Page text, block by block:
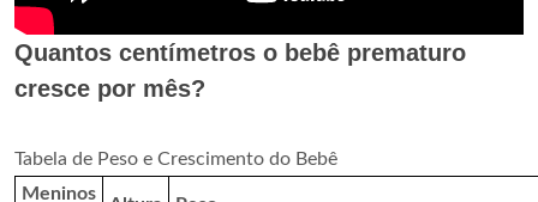
Quantos centímetros o bebê prematuro
cresce por mês?
Tabela de Peso e Crescimento do Bebê
Meninos